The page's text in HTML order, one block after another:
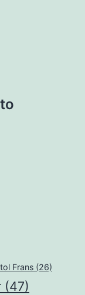
Frans (26)
(47)